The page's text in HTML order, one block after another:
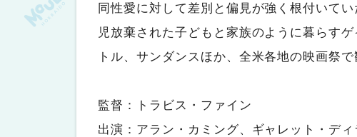
同性愛に対して差別と偏見が強く根付いて
児放棄された子どもと家族のように暮らす
トル、サンダンスほか、全米各地の映画祭
監督：トラビス・ファイン
出演：アラン・カミング、ギャレット・デ